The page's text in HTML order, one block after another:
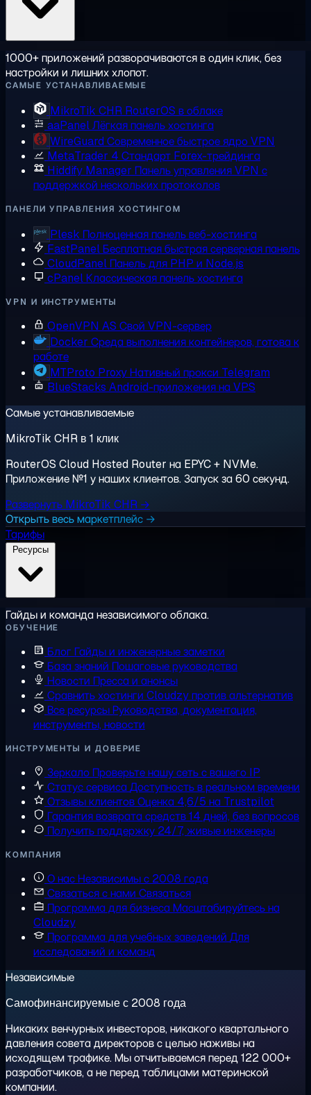
1000+ приложений разворачиваются в один клик, без
настройки и лишних хлопот.
САМЫЕ УСТАНАВЛИВАЕМЫЕ
MikroTik CHR RouterOS в облаке
aaPanelЛёгкая панель хостинга
WireGuard Современное быстрое ядро VPN
MetaTrader 4 Стандарт Forex-трейдинга
Hiddify Manager Панель управления VPN с
поддержкой нескольких протоколов
ПАНЕЛИ УПРАВЛЕНИЯ ХОСТИНГОМ
Plesk Полноценная панель веб-хостинга
FastPanelБесплатная быстрая серверная панель
CloudPanel Панель для PHP и Node.js
cPanelКлассическая панель хостинга
VPN И ИНСТРУМЕНТЫ
OpenVPN AS Свой VPN-сервер
Docker Среда выполнения контейнеров, готова к
работе
MTProto ProxyНативный прокси Telegram
BlueStacks Android-приложения на VPS
Самые устанавливаемые
MikroTik CHR в 1 клик
RouterOS Cloud Hosted Router на EPYC + NVMe.
Приложение №1 у наших клиентов. Запуск за 60 секунд.
Развернуть MikroTik CHR →
Открыть весь маркетплейс →
Тарифы
Гайды и команда независимого облака.
ОБУЧЕНИЕ
Блог Гайды и инженерные заметки
База знаний Пошаговые руководства
Новости Пресса и анонсы
Сравнить хостинги Cloudzy против альтернатив
Все ресурсыРуководства, документация,
инструменты, новости
ИНСТРУМЕНТЫ И ДОВЕРИЕ
Зеркало Проверьте нашу сеть с вашего IP
Статус сервисаДоступность в реальном времени
Отзывы клиентовОценка 4,6/5 на Trustpilot
Гарантия возврата средств14 дней, без вопросов
Получить поддержку 24/7, живые инженеры
КОМПАНИЯ
О насНезависимы с 2008 года
Связаться с нами Связаться
Программа для бизнесаМасштабируйтесь на
Cloudzy
Программа для учебных заведений Для
исследований и команд
Независимые
Самофинансируемые с 2008 года
Никаких венчурных инвесторов, никакого квартального
давления совета директоров с целью наживы на
исходящем трафике. Мы отчитываемся перед 122 000+
разработчиков, а не перед таблицами материнской
компании.